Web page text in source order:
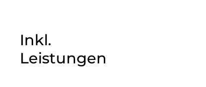
Inkl.
Leistungen